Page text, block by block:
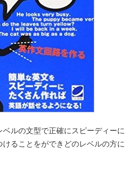
ベルの文型で正確にスピーディーに
ることをができどのレベルの方に